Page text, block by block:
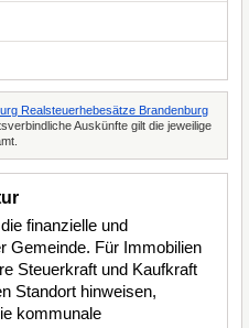
Realsteuerhebesätze Brandenburg
Auskünfte gilt die jeweilige
finanzielle und
Gemeinde. Für Immobilien
Steuerkraft und Kaufkraft
Standort hinweisen,
kommunale